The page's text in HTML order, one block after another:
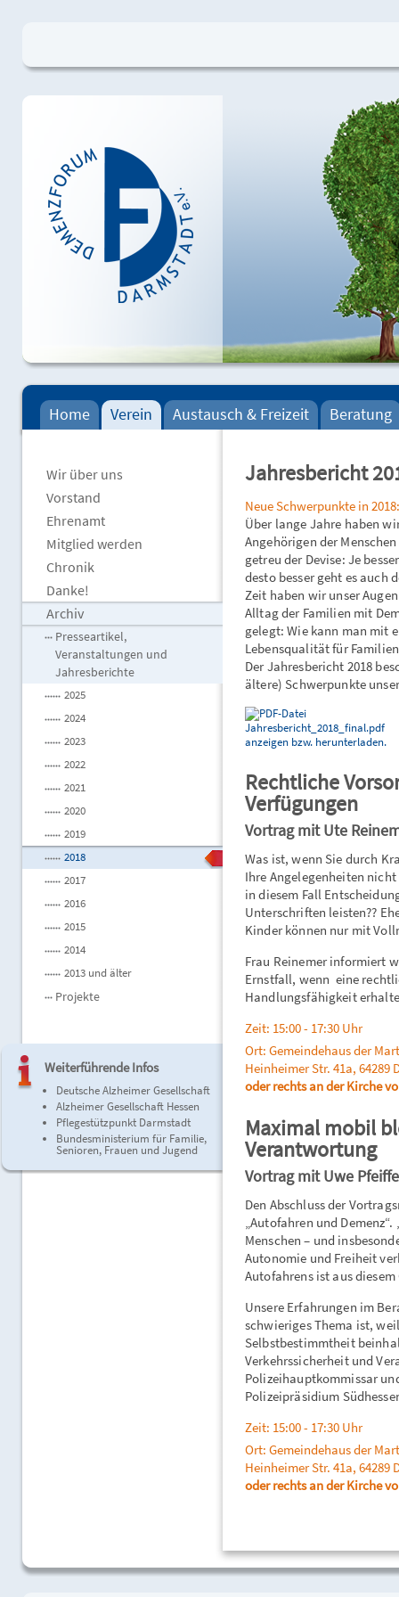
Home Verein Austausch & Freizeit Beratung
Wir über uns
Vorstand
Ehrenamt
Mitglied werden
Chronik
Danke!
Archiv
Presseartikel,
Veranstaltungen und
Jahresberichte
2025
2024
2023
2022
2021
2020
2019
2018
2017
2016
2015
2014
2013 und älter
Projekte
Weiterführende Infos
Deutsche Alzheimer Gesellschaft
Alzheimer Gesellschaft Hessen
Pflegestützpunkt Darmstadt
Bundesministerium für Familie,
Senioren, Frauen und Jugend
Jahresbericht
Neue Schwerpunkte in
Über lange Jahre haben
Angehörigen der
getreu der Devise: Je
desto besser geht es auch
Zeit haben wir unser
Alltag der Familien mit
gelegt: Wie kann man mit
Lebensqualität für
Der Jahresbericht 2018
ältere) Schwerpunkte
Rechtliche
Verfügungen
Vortrag mit Ute
Was ist, wenn Sie durch
Ihre Angelegenheiten
in diesem Fall
Unterschriften leisten??
Kinder können nur mit
Frau Reinemer informiert
Ernstfall, wenn eine
Handlungsfähigkeit
Zeit: 15:00 - 17:30 Uhr
Ort: Gemeindehaus der
Heinheimer Str. 41a, 64289
oder rechts an der Kirche
Maximal mobil
Verantwortung
Vortrag mit Uwe
Den Abschluss der
„Autofahren und
Menschen – und
Autonomie und Freiheit
Autofahrens ist aus
Unsere Erfahrungen im
schwieriges Thema ist,
Selbstbestimmtheit
Verkehrssicherheit und
Polizeihauptkommissar
Polizeipräsidium
Zeit: 15:00 - 17:30 Uhr
Ort: Gemeindehaus der
Heinheimer Str. 41a, 64289
oder rechts an der Kirche